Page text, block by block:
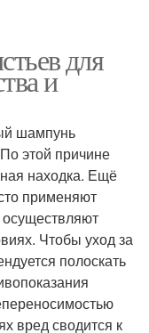
для
и
шампунь
этой причине
находка. Ещё
применяют
Чтобы уход за
полоскать
вред сводится к